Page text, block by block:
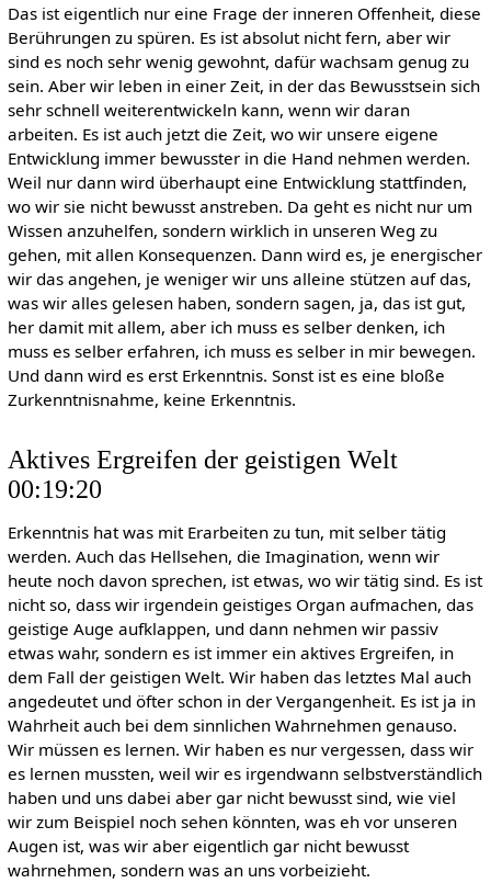
Das ist eigentlich nur eine Frage der inneren Offenheit, diese
Berührungen zu spüren. Es ist absolut nicht fern, aber wir
sind es noch sehr wenig gewohnt, dafür wachsam genug zu
sein. Aber wir leben in einer Zeit, in der das Bewusstsein sich
sehr schnell weiterentwickeln kann, wenn wir daran
arbeiten. Es ist auch jetzt die Zeit, wo wir unsere eigene
Entwicklung immer bewusster in die Hand nehmen werden.
Weil nur dann wird überhaupt eine Entwicklung stattfinden,
wo wir sie nicht bewusst anstreben. Da geht es nicht nur um
Wissen anzuhelfen, sondern wirklich in unseren Weg zu
gehen, mit allen Konsequenzen. Dann wird es, je energischer
wir das angehen, je weniger wir uns alleine stützen auf das,
was wir alles gelesen haben, sondern sagen, ja, das ist gut,
her damit mit allem, aber ich muss es selber denken, ich
muss es selber erfahren, ich muss es selber in mir bewegen.
Und dann wird es erst Erkenntnis. Sonst ist es eine bloße
Zurkenntnisnahme, keine Erkenntnis.
Aktives Ergreifen der geistigen Welt
00:19:20
Erkenntnis hat was mit Erarbeiten zu tun, mit selber tätig
werden. Auch das Hellsehen, die Imagination, wenn wir
heute noch davon sprechen, ist etwas, wo wir tätig sind. Es ist
nicht so, dass wir irgendein geistiges Organ aufmachen, das
geistige Auge aufklappen, und dann nehmen wir passiv
etwas wahr, sondern es ist immer ein aktives Ergreifen, in
dem Fall der geistigen Welt. Wir haben das letztes Mal auch
angedeutet und öfter schon in der Vergangenheit. Es ist ja in
Wahrheit auch bei dem sinnlichen Wahrnehmen genauso.
Wir müssen es lernen. Wir haben es nur vergessen, dass wir
es lernen mussten, weil wir es irgendwann selbstverständlich
haben und uns dabei aber gar nicht bewusst sind, wie viel
wir zum Beispiel noch sehen könnten, was eh vor unseren
Augen ist, was wir aber eigentlich gar nicht bewusst
wahrnehmen, sondern was an uns vorbeizieht.